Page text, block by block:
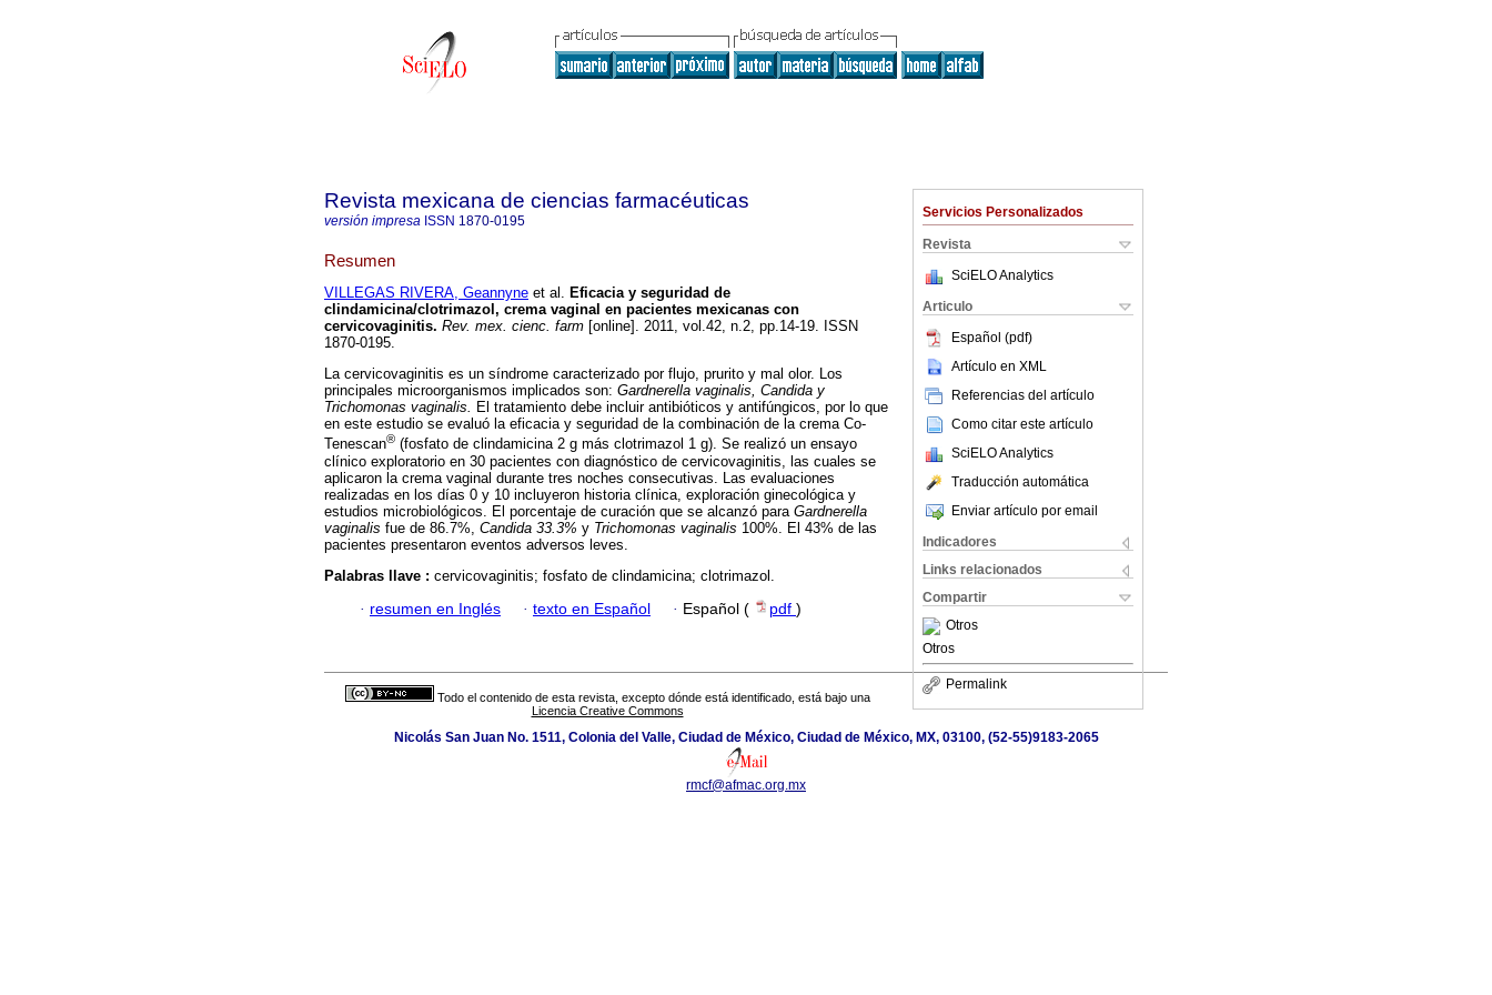
Servicios Personalizados
Revista
SciELO Analytics
Articulo
Español (pdf)
Artículo en XML
Referencias del artículo
Como citar este artículo
SciELO Analytics
Traducción automática
Enviar artículo por email
Indicadores
Links relacionados
Compartir
Otros
Otros
Permalink
Revista mexicana de ciencias farmacéuticas
versión impresa ISSN 1870-0195
Resumen
VILLEGAS RIVERA, Geannyne et al. Eficacia y seguridad de
clindamicina/clotrimazol, crema vaginal en pacientes mexicanas con
cervicovaginitis. Rev. mex. cienc. farm [online]. 2011, vol.42, n.2, pp.14-19. ISSN
1870-0195.
La cervicovaginitis es un síndrome caracterizado por flujo, prurito y mal olor. Los
principales microorganismos implicados son: Gardnerella vaginalis, Candida y
Trichomonas vaginalis. El tratamiento debe incluir antibióticos y antifúngicos, por lo que
en este estudio se evaluó la eficacia y seguridad de la combinación de la crema Co-
Tenescan® (fosfato de clindamicina 2 g más clotrimazol 1 g). Se realizó un ensayo
clínico exploratorio en 30 pacientes con diagnóstico de cervicovaginitis, las cuales se
aplicaron la crema vaginal durante tres noches consecutivas. Las evaluaciones
realizadas en los días 0 y 10 incluyeron historia clínica, exploración ginecológica y
estudios microbiológicos. El porcentaje de curación que se alcanzó para Gardnerella
vaginalis fue de 86.7%, Candida 33.3% y Trichomonas vaginalis 100%. El 43% de las
pacientes presentaron eventos adversos leves.
Palabras llave : cervicovaginitis; fosfato de clindamicina; clotrimazol.
· resumen en Inglés · texto en Español · Español ( pdf )
Todo el contenido de esta revista, excepto dónde está identificado, está bajo una
Licencia Creative Commons
Nicolás San Juan No. 1511, Colonia del Valle, Ciudad de México, Ciudad de México, MX, 03100, (52-55)9183-2065
rmcf@afmac.org.mx